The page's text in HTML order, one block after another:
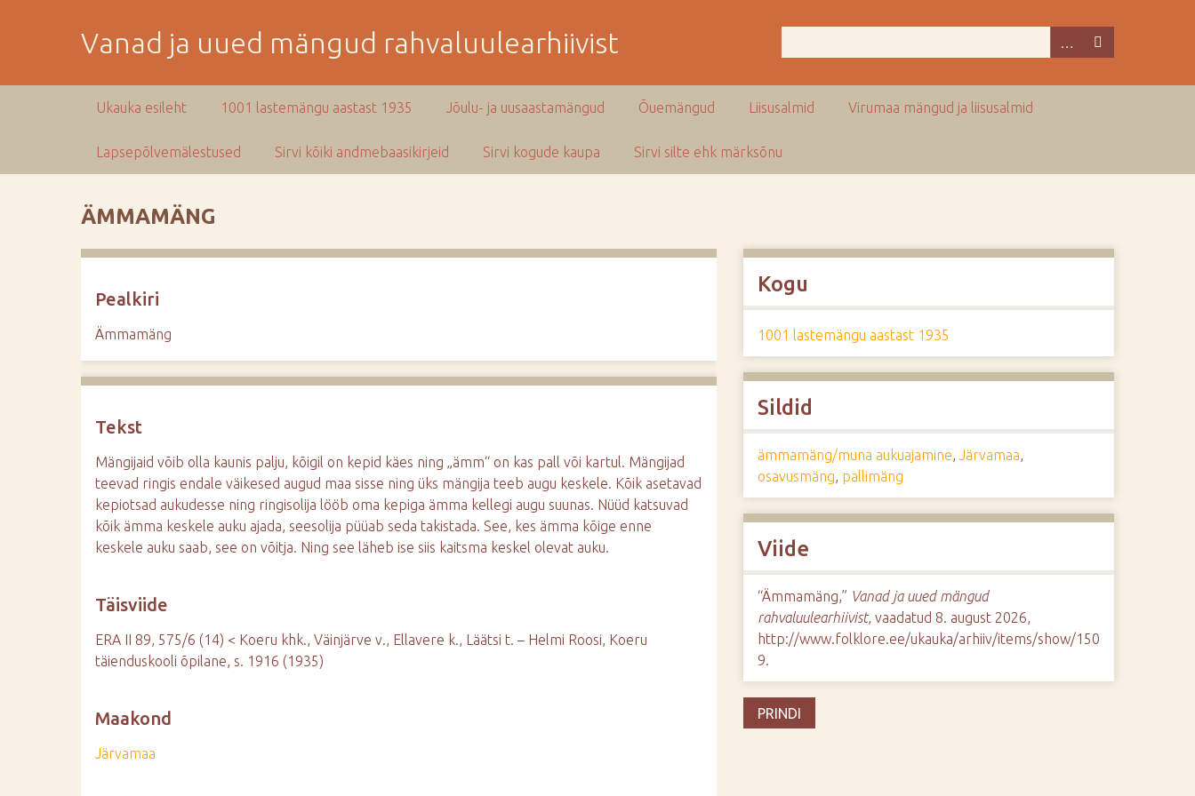
Vanad ja uued mängud rahvaluulearhiivist
Ukauka esileht 1001 lastemängu aastast 1935 Jõulu- ja uusaastamängud Õuemängud Liisusalmid Virumaa mängud ja liisusalmid
Lapsepõlvemälestused Sirvi kõiki andmebaasikirjeid Sirvi kogude kaupa Sirvi silte ehk märksõnu
ÄMMAMÄNG
Pealkiri
Ämmamäng
Tekst
Mängijaid võib olla kaunis palju, kõigil on kepid käes ning „ämm“ on kas pall või kartul. Mängijad
teevad ringis endale väikesed augud maa sisse ning üks mängija teeb augu keskele. Kõik asetavad
kepiotsad aukudesse ning ringisolija lööb oma kepiga ämma kellegi augu suunas. Nüüd katsuvad
kõik ämma keskele auku ajada, seesolija püüab seda takistada. See, kes ämma kõige enne
keskele auku saab, see on võitja. Ning see läheb ise siis kaitsma keskel olevat auku.
Täisviide
ERA II 89, 575/6 (14) < Koeru khk., Väinjärve v., Ellavere k., Läätsi t. – Helmi Roosi, Koeru
täienduskooli õpilane, s. 1916 (1935)
Maakond
Järvamaa
Kogu
1001 lastemängu aastast 1935
Sildid
ämmamäng/muna aukuajamine, Järvamaa,
osavusmäng, pallimäng
Viide
“Ämmamäng,” Vanad ja uued mängud
rahvaluulearhiivist, vaadatud 8. august 2026,
http://www.folklore.ee/ukauka/arhiiv/items/show/150
9.
PRINDI